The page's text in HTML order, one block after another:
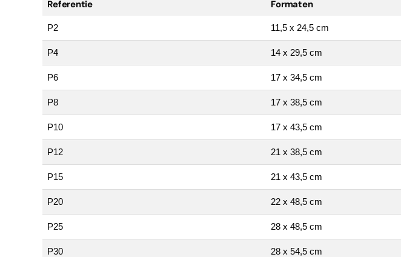
Referentie Formaten
P2 11,5 x 24,5 cm
P4 14 x 29,5 cm
P6 17 x 34,5 cm
P8 17 x 38,5 cm
P10 17 x 43,5 cm
P12 21 x 38,5 cm
P15 21 x 43,5 cm
P20 22 x 48,5 cm
P25 28 x 48,5 cm
P30 28 x 54,5 cm